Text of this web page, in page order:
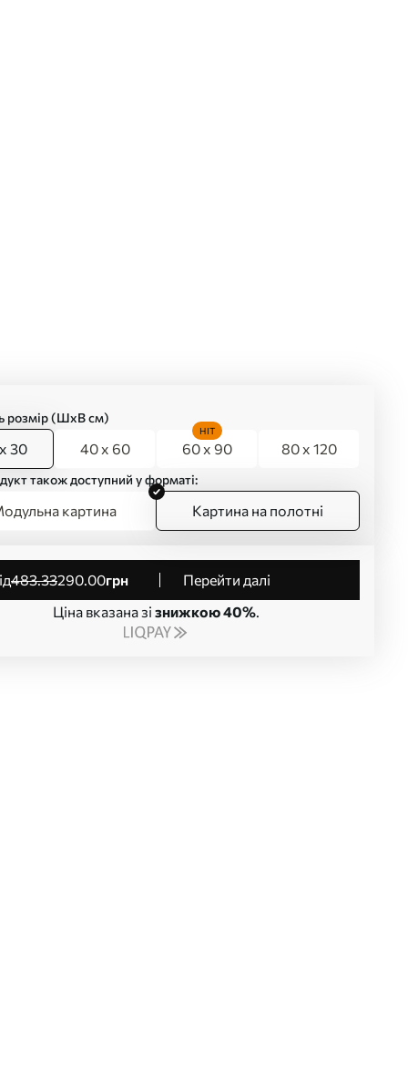
розмір (ШхВ см)
30 40 x 60 60 x 90
HIT
80 x 120
також доступний у форматі:
картина Картина на полотні
від483.33290.00грн
Перейти далі
Ціна вказана зі знижкою 40%.